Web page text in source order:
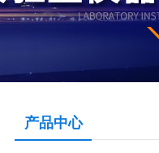
产品中心